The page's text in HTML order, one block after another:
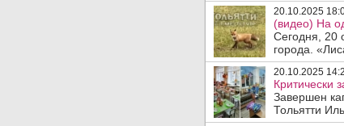
20.10.2025
(видео) На
Сегодня, 20
города.
20.10.2025
Критически
Завершен
Тольятти